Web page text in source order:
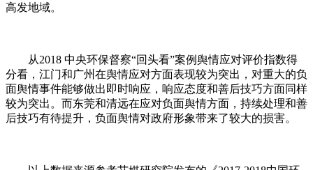
高发地域。
从2018 中央环保督察“回头看”案例舆情应对评价指数得
分看，江门和广州在舆情应对方面表现较为突出，对重大的负
面舆情事件能够做出即时响应，响应态度和善后技巧方面同样
较为突出。而东莞和清远在应对负面舆情方面，持续处理和善
后技巧有待提升，负面舆情对政府形象带来了较大的损害。